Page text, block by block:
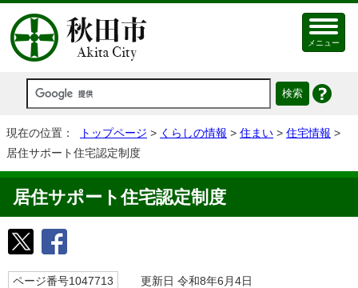
メニュー
現在の位置： トップページ > くらしの情報 > 住まい > 住宅情報 >
居住サポート住宅認定制度
居住サポート住宅認定制度
ページ番号1047713 更新日 令和8年6月4日